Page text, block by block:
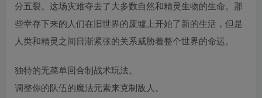
分五裂。这场灾难夺去了大多数自然和精灵生物的生命。那
些幸存下来的人们在旧世界的废墟上开始了新的生活，但是
人类和精灵之间日渐紧张的关系威胁着整个世界的命运。
独特的无菜单回合制战术玩法。
调整你的队伍的魔法元素来克制敌人。